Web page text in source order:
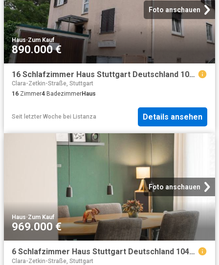
Foto anschauen
Haus·Zum Kauf
890.000 €
16 Schlafzimmer Haus Stuttgart Deutschland 104646800
Clara-Zetkin-Straße, Stuttgart
16 Zimmer4 BadezimmerHaus
Seit letzter Woche bei Listanza Details ansehen
Foto anschauen
Haus·Zum Kauf
969.000 €
6 Schlafzimmer Haus Stuttgart Deutschland 104536994
Clara-Zetkin-Straße, Stuttgart